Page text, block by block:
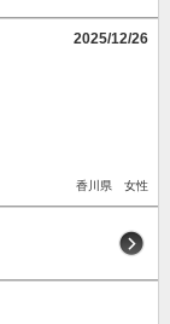
2025/12/26
香川県 女性